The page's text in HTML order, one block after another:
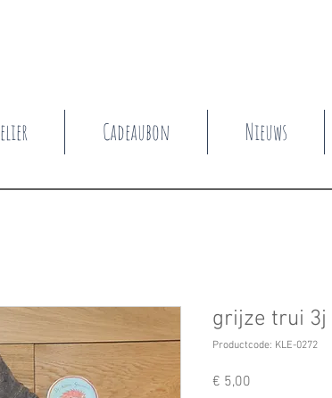
Cadeaubon Nieuws
grijze trui 3j
Productcode: KLE-0272
€ 5,00